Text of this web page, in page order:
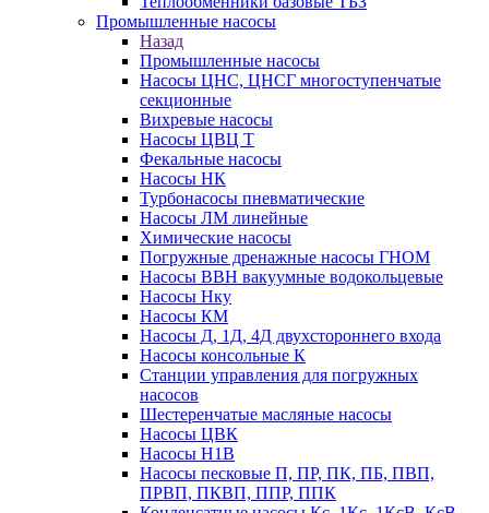
Промышленные насосы
Назад
Промышленные насосы
Насосы ЦНС, ЦНСГ многоступенчатые
секционные
Вихревые насосы
Насосы ЦВЦ Т
Фекальные насосы
Насосы НК
Турбонасосы пневматические
Насосы ЛМ линейные
Химические насосы
Погружные дренажные насосы ГНОМ
Насосы ВВН вакуумные водокольцевые
Насосы Нку
Насосы КМ
Насосы Д, 1Д, 4Д двухстороннего входа
Насосы консольные К
Станции управления для погружных
насосов
Шестеренчатые масляные насосы
Насосы ЦВК
Насосы Н1В
Насосы песковые П, ПР, ПК, ПБ, ПВП,
ПРВП, ПКВП, ППР, ППК